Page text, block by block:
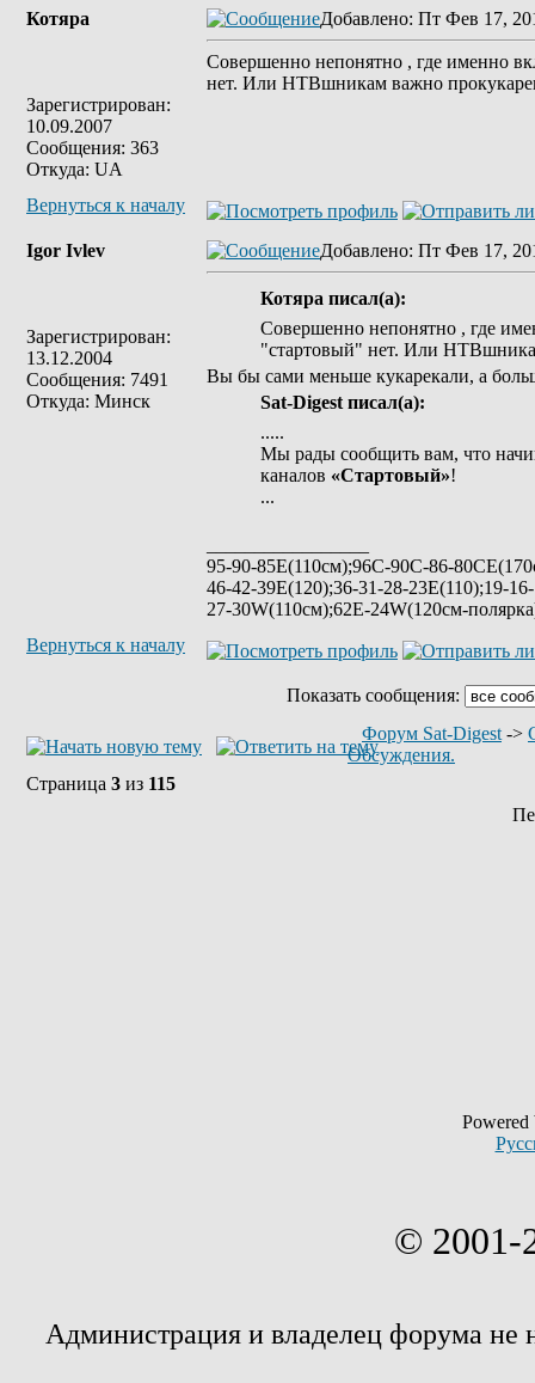
Котяра
Зарегистрирован:
10.09.2007
Сообщения: 363
Откуда: UA
Добавлено: Пт Фев 17,
Совершенно непонятно , где именно
нет. Или НТВшникам важно
Вернуться к началу
Igor Ivlev
Зарегистрирован:
13.12.2004
Сообщения: 7491
Откуда: Минск
Добавлено: Пт Фев 17,
Котяра писал(а):
Совершенно непонятно , где
"стартовый" нет. Или
Вы бы сами меньше кукарекали, а
Sat-Digest писал(а):
.....
Мы рады сообщить вам, что
каналов «Стартовый»!
...
95-90-85Е(110см);96C-90C-86-
46-42-39E(120);36-31-28-23E(110);19-
27-30W(110см);62E-24W(120см-
Вернуться к началу
Показать сообщения:
Форум Sat-Digest ->
Обсуждения.
Страница 3 из 115
© 2001-
Администрация и владелец форума не